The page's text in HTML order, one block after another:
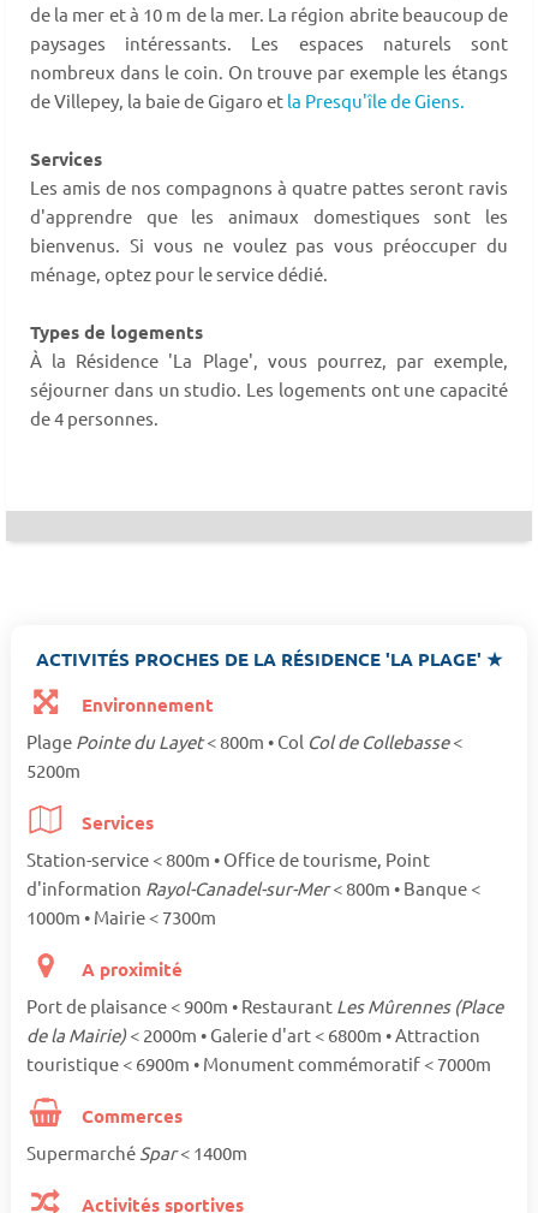
de la mer et à 10 m de la mer. La région abrite beaucoup de
paysages intéressants. Les espaces naturels sont
nombreux dans le coin. On trouve par exemple les étangs
de Villepey, la baie de Gigaro et la Presqu'île de Giens.
Services
Les amis de nos compagnons à quatre pattes seront ravis
d'apprendre que les animaux domestiques sont les
bienvenus. Si vous ne voulez pas vous préoccuper du
ménage, optez pour le service dédié.
Types de logements
À la Résidence 'La Plage', vous pourrez, par exemple,
séjourner dans un studio. Les logements ont une capacité
de 4 personnes.
ACTIVITÉS PROCHES DE LA RÉSIDENCE 'LA PLAGE' ★
Environnement
Plage Pointe du Layet< 800m • Col Col de Collebasse<
5200m
Services
Station-service < 800m • Office de tourisme, Point
d'information Rayol-Canadel-sur-Mer< 800m • Banque <
1000m • Mairie < 7300m
A proximité
Port de plaisance < 900m • Restaurant Les Mûrennes (Place
de la Mairie) < 2000m • Galerie d'art < 6800m • Attraction
touristique < 6900m • Monument commémoratif < 7000m
Commerces
Supermarché Spar< 1400m
Activités sportives